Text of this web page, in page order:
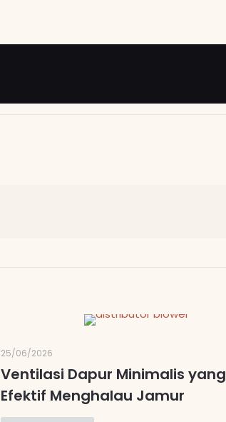
25/06/2026
Ventilasi Dapur Minimalis yang
Efektif Menghalau Jamur